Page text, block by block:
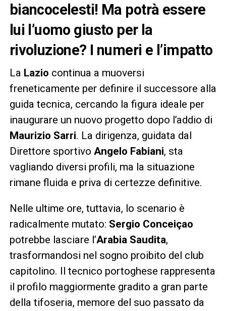
biancocelesti! Ma potrà essere
lui l’uomo giusto per la
rivoluzione? I numeri e l’impatto
La Lazio continua a muoversi
freneticamente per definire il successore alla
guida tecnica, cercando la figura ideale per
inaugurare un nuovo progetto dopo l’addio di
Maurizio Sarri. La dirigenza, guidata dal
Direttore sportivo Angelo Fabiani, sta
vagliando diversi profili, ma la situazione
rimane fluida e priva di certezze definitive.
Nelle ultime ore, tuttavia, lo scenario è
radicalmente mutato: Sergio Conceiçao
potrebbe lasciare l’Arabia Saudita,
trasformandosi nel sogno proibito del club
capitolino. Il tecnico portoghese rappresenta
il profilo maggiormente gradito a gran parte
della tifoseria, memore del suo passato da